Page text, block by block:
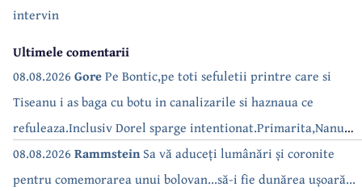
intervin
Ultimele comentarii
08.08.2026 GorePe Bontic,pe toti sefuletii printre care si
Tiseanu i as baga cu botu in canalizarile si haznaua ce
refuleaza.Inclusiv Dorel sparge intentionat.Primarita,Nanu
bea apa de la robinet.Asta as intreba o si pe Izabel Mitrea
08.08.2026 RammsteinSa vă aduceți lumânări și coronite
pentru comemorarea unui bolovan...să-i fie dunărea ușoară...